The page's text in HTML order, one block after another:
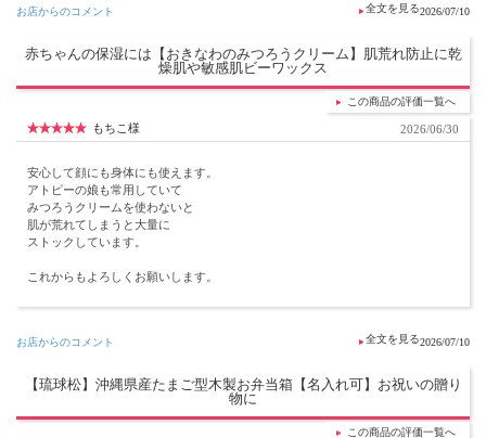
お店からのコメント 2026/07/10
赤ちゃんの保湿には【おきなわのみつろうクリーム】肌荒れ防止に乾
燥肌や敏感肌ビーワックス
この商品の評価一覧へ
もちこ様 2026/06/30
安心して顔にも身体にも使えます。
アトピーの娘も常用していて
みつろうクリームを使わないと
肌が荒れてしまうと大量に
ストックしています。
これからもよろしくお願いします。
お店からのコメント 2026/07/10
【琉球松】沖縄県産たまご型木製お弁当箱【名入れ可】お祝いの贈り
物に
この商品の評価一覧へ